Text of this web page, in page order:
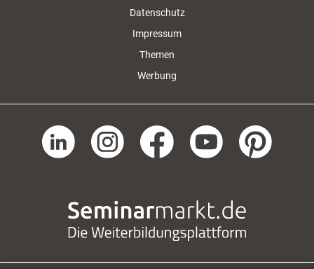
Datenschutz
Impressum
Themen
Werbung